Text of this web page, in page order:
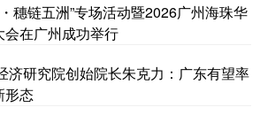
穗链五洲”专场活动暨2026广州海珠华
在广州成功举行
济研究院创始院长朱克力：广东有望率
形态